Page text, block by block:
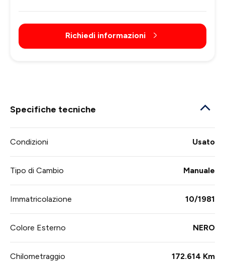
Richiedi informazioni
Specifiche tecniche
Condizioni Usato
Tipo di Cambio Manuale
Immatricolazione 10/1981
Colore Esterno NERO
Chilometraggio 172.614 Km